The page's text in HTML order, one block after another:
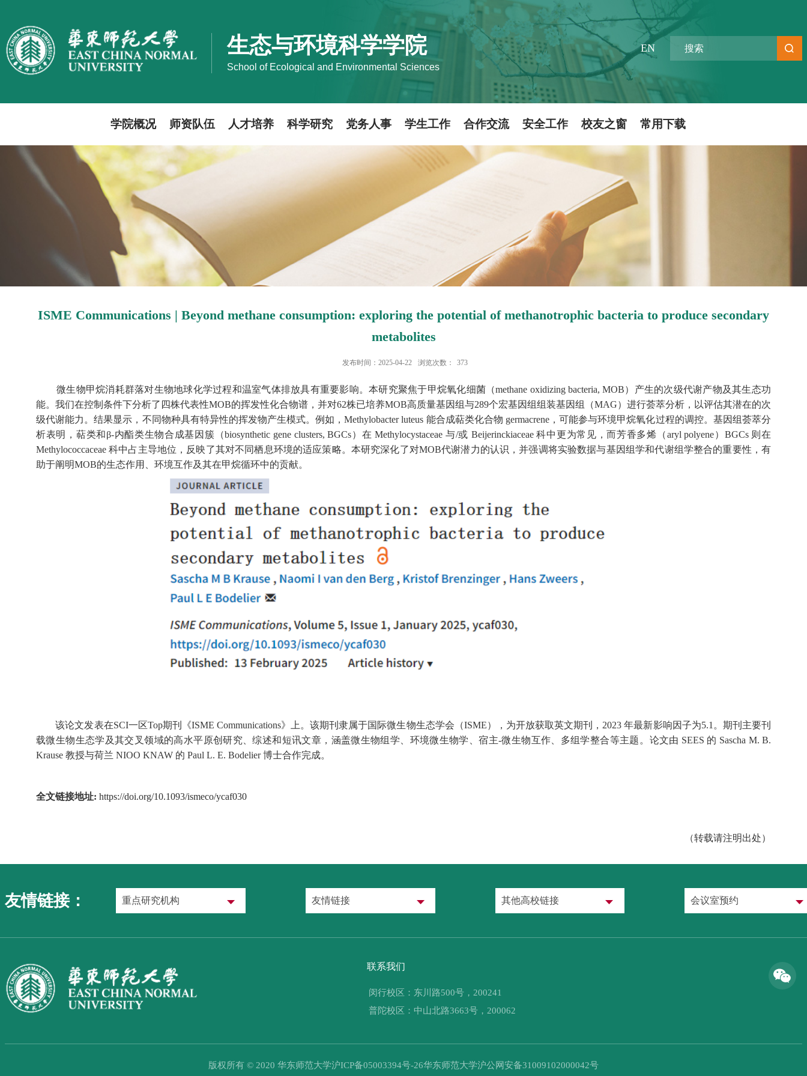
生态与环境科学学院
School of Ecological and Environmental Sciences
EN
学院概况 师资队伍 人才培养 科学研究 党务人事 学生工作 合作交流 安全工作 校友之窗 常用下载
ISME Communications | Beyond methane consumption: exploring the potential of methanotrophic bacteria to produce secondary
metabolites
发布时间：2025-04-22 浏览次数： 373
微生物甲烷消耗群落对生物地球化学过程和温室气体排放具有重要影响。本研究聚焦于甲烷氧化细菌（methane oxidizing bacteria, MOB）产生的次级代谢产物及其生态功
能。我们在控制条件下分析了四株代表性MOB的挥发性化合物谱，并对62株已培养MOB高质量基因组与289个宏基因组组装基因组（MAG）进行荟萃分析，以评估其潜在的次
级代谢能力。结果显示，不同物种具有特异性的挥发物产生模式。例如，Methylobacter luteus 能合成萜类化合物 germacrene，可能参与环境甲烷氧化过程的调控。基因组荟萃分
析表明，萜类和β-内酯类生物合成基因簇（biosynthetic gene clusters, BGCs）在 Methylocystaceae 与/或 Beijerinckiaceae 科中更为常见，而芳香多烯（aryl polyene）BGCs 则在
Methylococcaceae 科中占主导地位，反映了其对不同栖息环境的适应策略。本研究深化了对MOB代谢潜力的认识，并强调将实验数据与基因组学和代谢组学整合的重要性，有
助于阐明MOB的生态作用、环境互作及其在甲烷循环中的贡献。
该论文发表在SCI一区Top期刊《ISME Communications》上。该期刊隶属于国际微生物生态学会（ISME），为开放获取英文期刊，2023 年最新影响因子为5.1。期刊主要刊
载微生物生态学及其交叉领域的高水平原创研究、综述和短讯文章，涵盖微生物组学、环境微生物学、宿主-微生物互作、多组学整合等主题​。论文由 SEES 的 Sascha M. B.
Krause 教授与荷兰 NIOO KNAW 的 Paul L. E. Bodelier 博士合作完成。
全文链接地址: https://doi.org/10.1093/ismeco/ycaf030
（转载请注明出处）
友情链接： 重点研究机构 友情链接 其他高校链接 会议室预约
联系我们
闵行校区：东川路500号，200241
普陀校区：中山北路3663号，200062
版权所有 © 2020 华东师范大学沪ICP备05003394号-26华东师范大学沪公网安备31009102000042号